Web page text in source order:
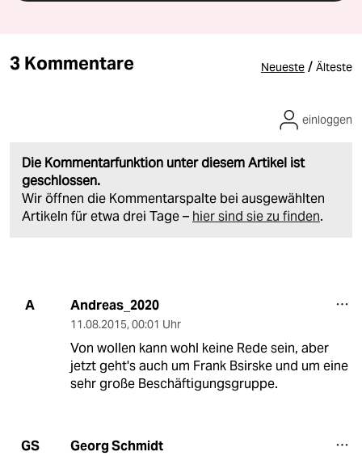
3 Kommentare Neueste / Älteste
Die Kommentarfunktion unter diesem Artikel ist
geschlossen.
Wir öffnen die Kommentarspalte bei ausgewählten
Artikeln für etwa drei Tage – hier sind sie zu finden.
einloggen
A Andreas_2020
11.08.2015, 00:01 Uhr
Von wollen kann wohl keine Rede sein, aber
jetzt geht's auch um Frank Bsirske und um eine
sehr große Beschäftigungsgruppe.
GS Georg Schmidt